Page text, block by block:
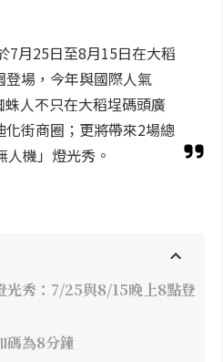
7月25日至8月15日在大稻
場，今年與國際人氣
人不只在大稻埕碼頭廣
街商圈；更將帶來2場總
機」燈光秀。
秀：7/25與8/15晚上8點登
為8分鐘